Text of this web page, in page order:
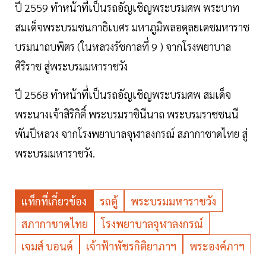
ปี 2559 ทำหน้าที่เป็นรถอัญเชิญพระบรมศพ พระบาท
สมเด็จพระบรมชนกาธิเบศร มหาภูมิพลอดุลยเดชมหาราช
บรมนาถบพิตร (ในหลวงรัชกาลที่ 9 ) จากโรงพยาบาล
ศิริราช สู่พระบรมมหาราชวัง
ปี 2568 ทำหน้าที่เป็นรถอัญเชิญพระบรมศพ สมเด็จ
พระนางเจ้าสิริกิติ์ พระบรมราชินีนาถ พระบรมราชชนนี
พันปีหลวง จากโรงพยาบาลจุฬาลงกรณ์ สภากาชาดไทย สู่
พระบรมมหาราชวัง.
แท็กที่เกี่ยวข้อง รถตู้
พระบรมมหาราชวัง
สภากาชาดไทย
โรงพยาบาลจุฬาลงกรณ์
เจมส์ บอนด์
เจ้าฟ้าพัชรกิติยาภาฯ
พระองค์ภาฯ